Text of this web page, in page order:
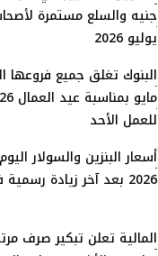
جنيه والسلع مستمرة
يوليو 2026
للعمل الأحد
2026 بعد آخر زيادة رسمية في مصر